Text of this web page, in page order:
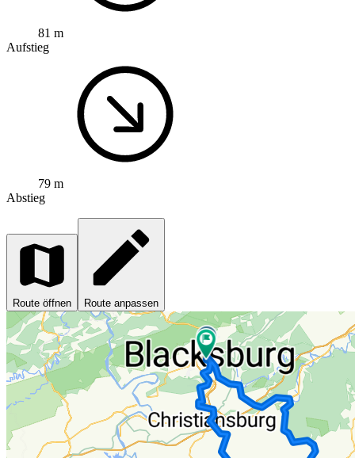
81 m
Aufstieg
79 m
Abstieg
Route öffnen Route anpassen